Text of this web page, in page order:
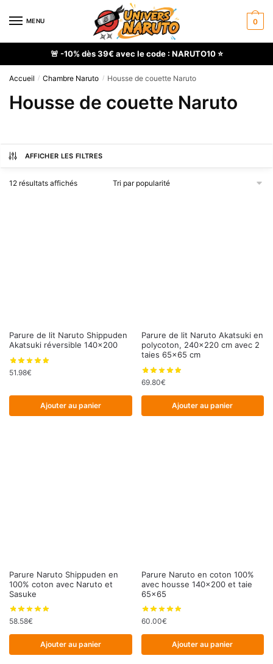
MENU 0
🚨 -10% dès 39€ avec le code : NARUTO10 ⭐
Accueil / Chambre Naruto / Housse de couette Naruto
Housse de couette Naruto
AFFICHER LES FILTRES
12 résultats affichésTrié
Parure de lit Naruto Shippuden
Akatsuki réversible 140×200
51.98€
Ajouter au panier
Parure de lit Naruto Akatsuki en
polycoton, 240×220 cm avec 2
taies 65×65 cm
69.80€
Ajouter au panier
Parure Naruto Shippuden en
100% coton avec Naruto et
Sasuke
58.58€
Ajouter au panier
Parure Naruto en coton 100%
avec housse 140×200 et taie
65×65
60.00€
Ajouter au panier